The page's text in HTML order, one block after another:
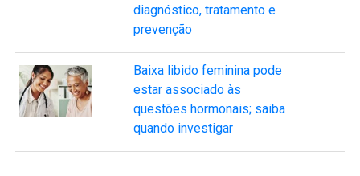
diagnóstico, tratamento e
prevenção
Baixa libido feminina pode
estar associado às
questões hormonais; saiba
quando investigar